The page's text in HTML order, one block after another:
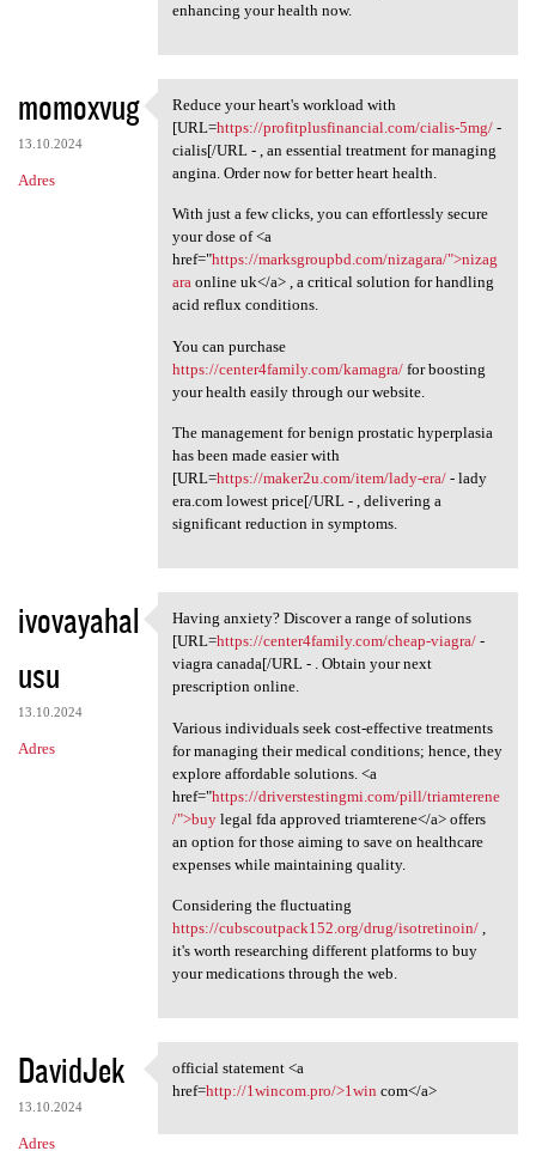
enhancing your health now.
momoxvug
13.10.2024
Adres
Reduce your heart's workload
Reduce your heart's workload with
[URL=https://profitplusfinancial.com/cialis-5mg/-
cialis[/URL - , an essential treatment for managing
angina. Order now for better heart health.
With just a few clicks, you can effortlessly secure
your dose of <a
href="https://marksgroupbd.com/nizagara/">nizag
araonline uk</a> , a critical solution for handling
acid reflux conditions.
You can purchase
https://center4family.com/kamagra/for boosting
your health easily through our website.
The management for benign prostatic hyperplasia
has been made easier with
[URL=https://maker2u.com/item/lady-era/- lady
era.com lowest price[/URL - , delivering a
significant reduction in symptoms.
ivovayahal
usu
13.10.2024
Adres
Having anxiety? Discover a
Having anxiety? Discover a range of solutions
[URL=https://center4family.com/cheap-viagra/-
viagra canada[/URL - . Obtain your next
prescription online.
Various individuals seek cost-effective treatments
for managing their medical conditions; hence, they
explore affordable solutions. <a
href="https://driverstestingmi.com/pill/triamterene
/">buylegal fda approved triamterene</a> offers
an option for those aiming to save on healthcare
expenses while maintaining quality.
Considering the fluctuating
https://cubscoutpack152.org/drug/isotretinoin/,
it's worth researching different platforms to buy
your medications through the web.
DavidJek
13.10.2024
Adres
official statement <a href
official statement <a
href=http://1wincom.pro/>1win com</a>